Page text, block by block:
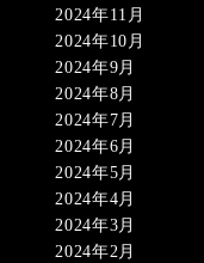
2024年11月
2024年10月
2024年9月
2024年8月
2024年7月
2024年6月
2024年5月
2024年4月
2024年3月
2024年2月